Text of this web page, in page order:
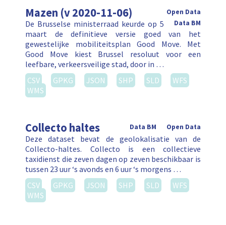
Mazen (v 2020-11-06)
Open Data
Data BM
De Brusselse ministerraad keurde op 5
maart de definitieve versie goed van het
gewestelijke mobiliteitsplan Good Move. Met
Good Move kiest Brussel resoluut voor een
leefbare, verkeersveilige stad, door in …
CSV
GPKG JSON SHP SLD
WFS
WMS
Collecto haltes Open Data
Data BM
Deze dataset bevat de geolokalisatie van de
Collecto-haltes. Collecto is een collectieve
taxidienst die zeven dagen op zeven beschikbaar is
tussen 23 uur ‘s avonds en 6 uur ‘s morgens …
CSV
GPKG JSON SHP SLD
WFS
WMS